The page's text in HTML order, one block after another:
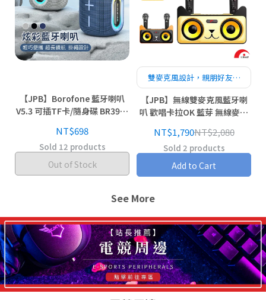
【JPB】Borofone 藍牙喇叭
V5.3 可插TF卡/隨身碟 BR39凱
NT$698
Sold 12 products
Out of Stock
雙麥克風設計，親朋好友歡
樂合唱
【JPB】無線雙麥克風藍牙喇
叭 歡唱卡拉OK 藍芽 無線麥克
NT$1,790NT$2,080
Sold 2 products
Add to Cart
See More